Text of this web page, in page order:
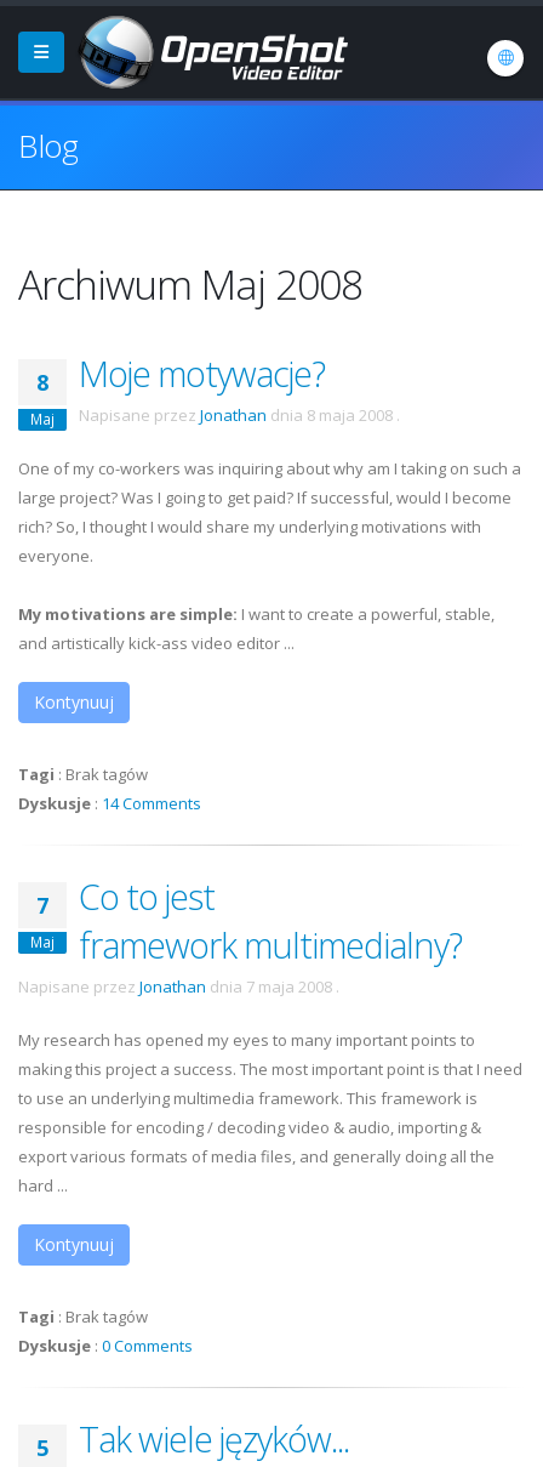
Blog
Archiwum Maj 2008
8
Maj
Moje motywacje?
Napisane przez Jonathan dnia 8 maja 2008 .
One of my co-workers was inquiring about why am I taking on such a
large project? Was I going to get paid? If successful, would I become
rich? So, I thought I would share my underlying motivations with
everyone.
My motivations are simple: I want to create a powerful, stable,
and artistically kick-ass video editor ...
Kontynuuj
Tagi : Brak tagów
Dyskusje : 14 Comments
7
Maj
Co to jest
framework multimedialny?
Napisane przez Jonathan dnia 7 maja 2008 .
My research has opened my eyes to many important points to
making this project a success. The most important point is that I need
to use an underlying multimedia framework. This framework is
responsible for encoding / decoding video & audio, importing &
export various formats of media files, and generally doing all the
hard ...
Kontynuuj
Tagi : Brak tagów
Dyskusje : 0 Comments
5 Tak wiele języków...